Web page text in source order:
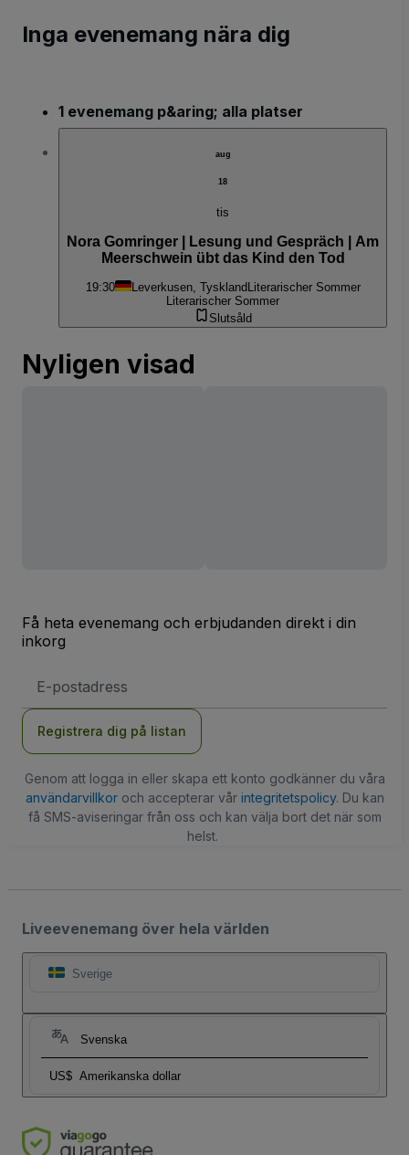
Inga evenemang nära dig
1 evenemang p&aring; alla platser
aug
18
tis
Nora Gomringer | Lesung und Gespräch | Am
Meerschwein übt das Kind den Tod
19:30 Leverkusen, Tyskland Literarischer Sommer
Literarischer Sommer
Slutsåld
Nyligen visad
Få heta evenemang och erbjudanden direkt i din
inkorg
postadress
Registrera dig på listan
Genom att logga in eller skapa ett konto godkänner du våra
användarvillkoroch accepterar vår integritetspolicy. Du kan
få SMS-aviseringar från oss och kan välja bort det när som
helst.
Liveevenemang över hela världen
Sverige
Svenska
US$ Amerikanska dollar